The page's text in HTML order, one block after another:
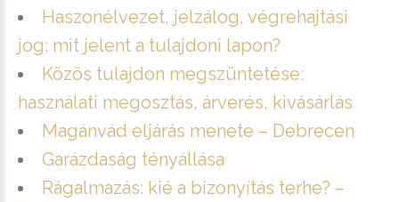
Haszonélvezet, jelzálog, végrehajtási
jog: mit jelent a tulajdoni lapon?
Közös tulajdon megszüntetése:
használati megosztás, árverés, kivásárlás
Magánvád eljárás menete – Debrecen
Garázdaság tényállása
Rágalmazás: kié a bizonyítás terhe? –